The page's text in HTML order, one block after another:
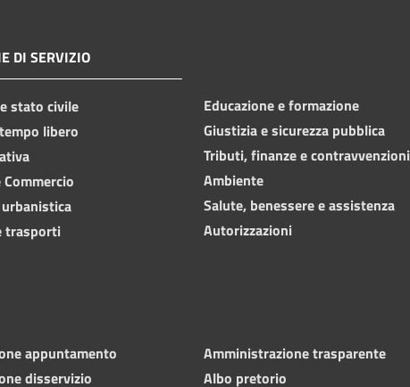
DI SERVIZIO
stato civile
libero
trasporti
Educazione e formazione
Giustizia e sicurezza pubblica
Tributi, finanze e contravvenzioni
Ambiente
Salute, benessere e assistenza
Autorizzazioni
appuntamento
disservizio
Amministrazione trasparente
Albo pretorio